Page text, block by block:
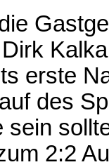
erste
des
sein
2:2